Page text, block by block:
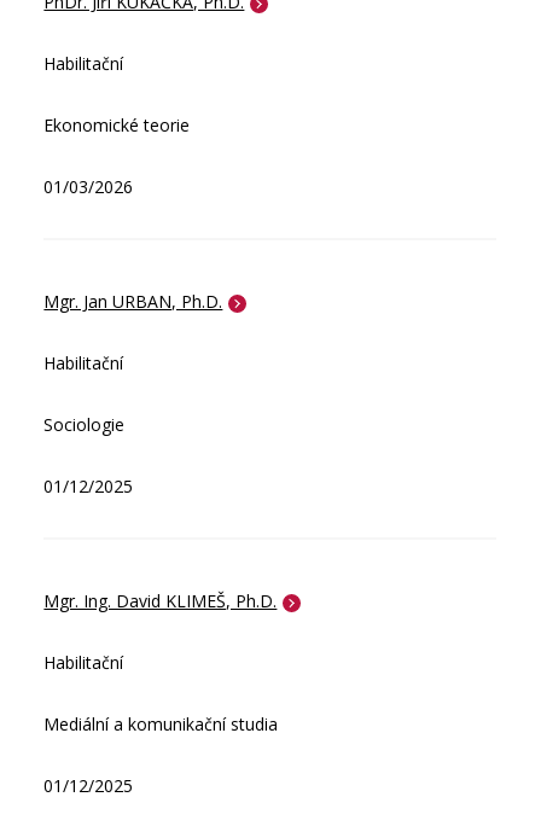
Habilitační
Ekonomické teorie
01/03/2026
Mgr. Jan URBAN, Ph.D.
Habilitační
Sociologie
01/12/2025
Mgr. Ing. David KLIMEŠ, Ph.D.
Habilitační
Mediální a komunikační studia
01/12/2025